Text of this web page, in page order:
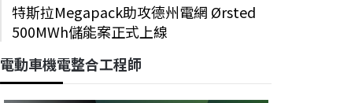
特斯拉Megapack助攻德州電網 Ørsted
500MWh儲能案正式上線
電動車機電整合工程師